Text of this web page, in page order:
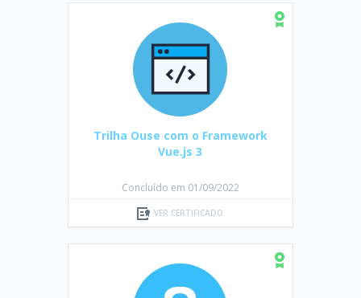
Trilha Ouse com o Framework
Vue.js 3
Concluído em 01/09/2022
VER CERTIFICADO